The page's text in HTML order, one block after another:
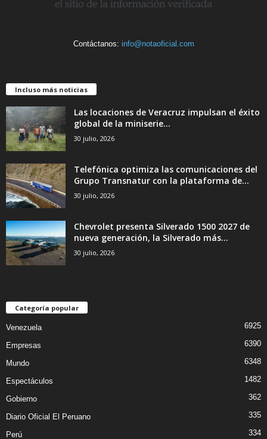
Contáctanos: info@notaoficial.com
Incluso más noticias
Las locaciones de Veracruz impulsan el éxito
global de la miniserie...
30 julio, 2026
Telefónica optimiza las comunicaciones del
Grupo Transnatur con la plataforma de...
30 julio, 2026
Chevrolet presenta Silverado 1500 2027 de
nueva generación, la Silverado más...
30 julio, 2026
Categoría popular
Venezuela 6925
Empresas 6390
Mundo 6348
Espectáculos 1482
Gobierno 362
Diario Oficial El Peruano 335
Perú 334